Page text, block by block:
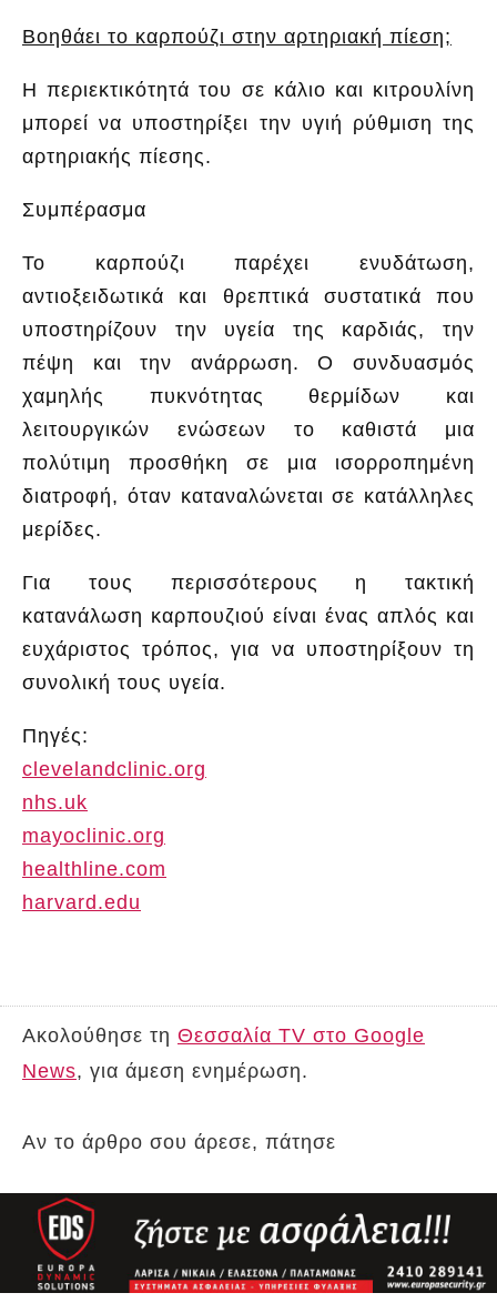
Βοηθάει το καρπούζι στην αρτηριακή πίεση;
Η περιεκτικότητά του σε κάλιο και κιτρουλίνη
μπορεί να υποστηρίξει την υγιή ρύθμιση της
αρτηριακής πίεσης.
Συμπέρασμα
Το καρπούζι παρέχει ενυδάτωση,
αντιοξειδωτικά και θρεπτικά συστατικά που
υποστηρίζουν την υγεία της καρδιάς, την
πέψη και την ανάρρωση. Ο συνδυασμός
χαμηλής πυκνότητας θερμίδων και
λειτουργικών ενώσεων το καθιστά μια
πολύτιμη προσθήκη σε μια ισορροπημένη
διατροφή, όταν καταναλώνεται σε κατάλληλες
μερίδες.
Για τους περισσότερους η τακτική
κατανάλωση καρπουζιού είναι ένας απλός και
ευχάριστος τρόπος, για να υποστηρίξουν τη
συνολική τους υγεία.
Πηγές:
clevelandclinic.org
nhs.uk
mayoclinic.org
healthline.com
harvard.edu
Ακολούθησε τη Θεσσαλία TV στο Google
News, για άμεση ενημέρωση.
Αν το άρθρο σου άρεσε, πάτησε